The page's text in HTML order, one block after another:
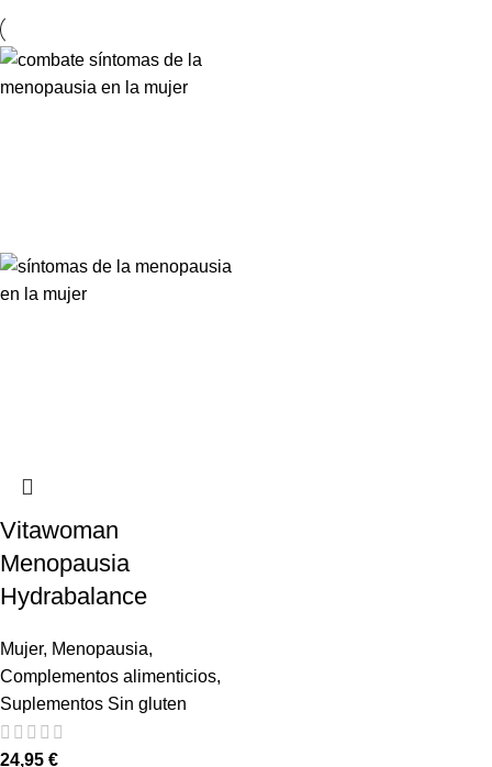
Vitawoman
Menopausia
Hydrabalance
Mujer, Menopausia,
Complementos alimenticios,
Suplementos Sin gluten
24,95 €